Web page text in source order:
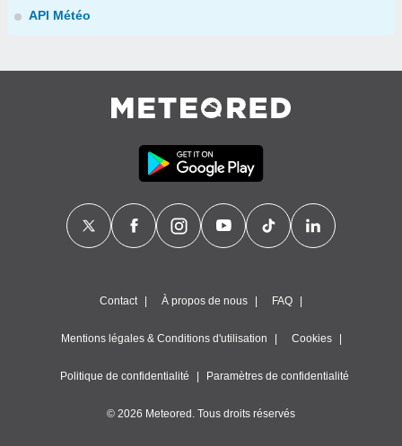
API Météo
Contact À propos de nous FAQ
Mentions légales & Conditions d'utilisation Cookies
Politique de confidentialité Paramètres de confidentialité
© 2026 Meteored. Tous droits réservés